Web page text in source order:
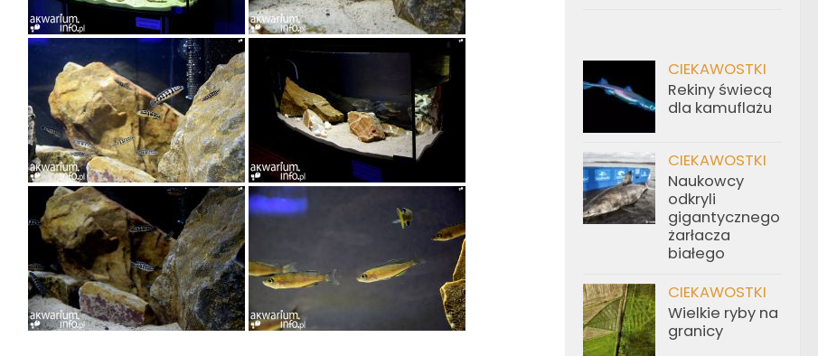
CIEKAWOSTKI
Rekiny świecą
dla kamuflażu
CIEKAWOSTKI
Naukowcy
odkryli
gigantycznego
żarłacza
białego
CIEKAWOSTKI
Wielkie ryby na
granicy